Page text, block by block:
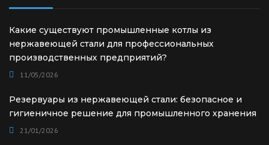
Какие существуют промышленные котлы из
нержавеющей стали для профессиональных
производственных предприятий?
11/05/2026
Резервуары из нержавеющей стали: безопасное и
гигиеничное решение для промышленного хранения
21/01/2026